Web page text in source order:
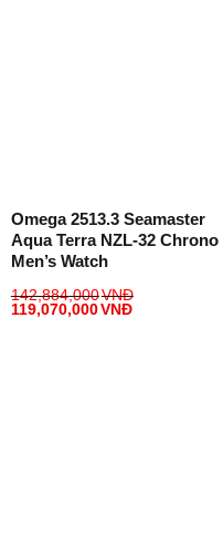
Omega 2513.3 Seamaster
Aqua Terra NZL-32 Chrono
Men’s Watch
142,884,000VNĐ
119,070,000VNĐ